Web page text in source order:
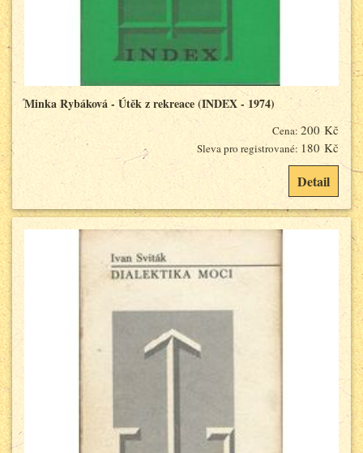
Minka Rybáková - Útěk z rekreace (INDEX - 1974)
Cena: 200 Kč
Sleva pro registrované: 180 Kč
Detail